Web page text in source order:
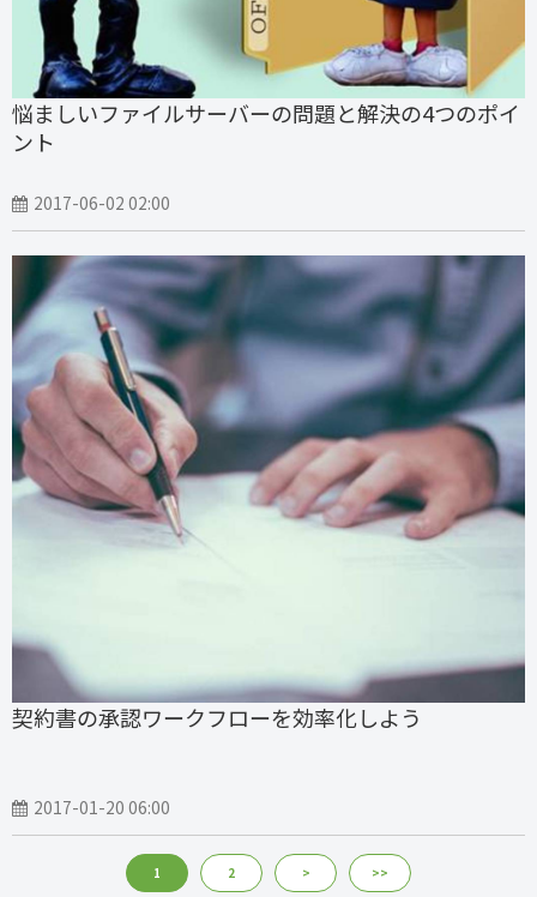
悩ましいファイルサーバーの問題と解決の4つのポイ
ント
2017-06-02 02:00
契約書の承認ワークフローを効率化しよう
2017-01-20 06:00
1 2 > >>